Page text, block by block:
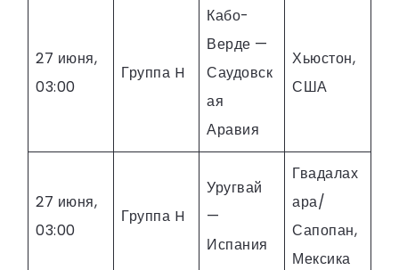
27 июня,
03:00
Группа H
Кабо-
Верде —
Саудовск
ая
Аравия
Хьюстон,
США
27 июня,
03:00
Группа H
Уругвай
—
Испания
Гвадалах
ара/
Сапопан,
Мексика